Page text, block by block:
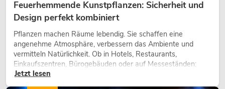
Feuerhemmende Kunstpflanzen: Sicherheit und
Design perfekt kombiniert
Pflanzen machen Räume lebendig. Sie schaffen eine
angenehme Atmosphäre, verbessern das Ambiente und
vermitteln Natürlichkeit. Ob in Hotels, Restaurants,
Einkaufszentren, Bürogebäuden oder auf Messeständen:
eine hochwertige Begrünung gehört heute längst zum
Jetzt lesen